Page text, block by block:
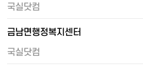
국실닷컴
금남면행정복지센터
국실닷컴